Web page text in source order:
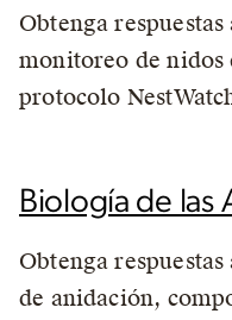
Obtenga
monitoreo de nidos
protocolo
Biología de las
Obtenga
de anidación,